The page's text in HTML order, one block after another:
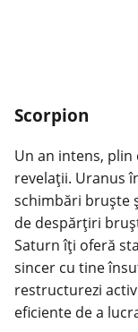
Scorpion
Un an intens,
revelații. Uranus
schimbări bruște
de despărțiri
Saturn îți oferă
sincer cu tine
restructurezi
eficiente de a